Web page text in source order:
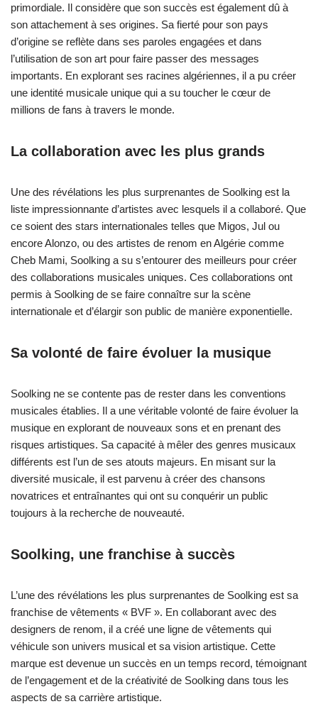
primordiale. Il considère que son succès est également dû à
son attachement à ses origines. Sa fierté pour son pays
d’origine se reflète dans ses paroles engagées et dans
l’utilisation de son art pour faire passer des messages
importants. En explorant ses racines algériennes, il a pu créer
une identité musicale unique qui a su toucher le cœur de
millions de fans à travers le monde.
La collaboration avec les plus grands
Une des révélations les plus surprenantes de Soolking est la
liste impressionnante d’artistes avec lesquels il a collaboré. Que
ce soient des stars internationales telles que Migos, Jul ou
encore Alonzo, ou des artistes de renom en Algérie comme
Cheb Mami, Soolking a su s’entourer des meilleurs pour créer
des collaborations musicales uniques. Ces collaborations ont
permis à Soolking de se faire connaître sur la scène
internationale et d’élargir son public de manière exponentielle.
Sa volonté de faire évoluer la musique
Soolking ne se contente pas de rester dans les conventions
musicales établies. Il a une véritable volonté de faire évoluer la
musique en explorant de nouveaux sons et en prenant des
risques artistiques. Sa capacité à mêler des genres musicaux
différents est l’un de ses atouts majeurs. En misant sur la
diversité musicale, il est parvenu à créer des chansons
novatrices et entraînantes qui ont su conquérir un public
toujours à la recherche de nouveauté.
Soolking, une franchise à succès
L’une des révélations les plus surprenantes de Soolking est sa
franchise de vêtements « BVF ». En collaborant avec des
designers de renom, il a créé une ligne de vêtements qui
véhicule son univers musical et sa vision artistique. Cette
marque est devenue un succès en un temps record, témoignant
de l’engagement et de la créativité de Soolking dans tous les
aspects de sa carrière artistique.